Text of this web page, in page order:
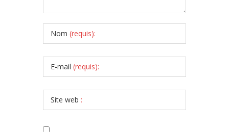
Nom (requis):
E-mail (requis):
Site web :